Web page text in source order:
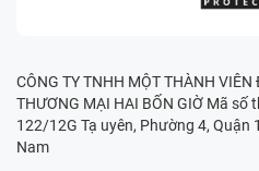
CÔNG TY TNHH MỘT THÀNH VIÊN
THƯƠNG MẠI HAI BỐN GIỜ Mã
122/12G Tạ uyên, Phường 4, Quận
Nam